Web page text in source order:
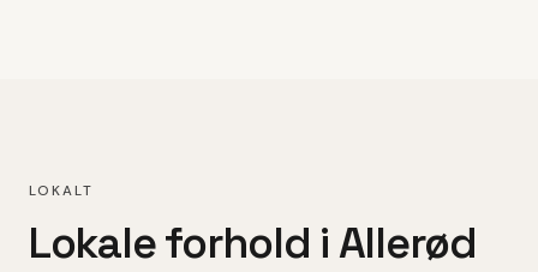
LOKALT
Lokale forhold iAllerød